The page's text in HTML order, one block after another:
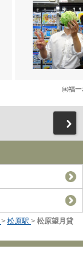
㈱福一
> 松原駅 > 松原望月貸